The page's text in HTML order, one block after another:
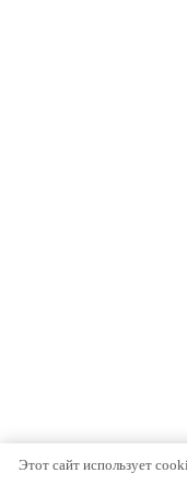
Этот сайт использует